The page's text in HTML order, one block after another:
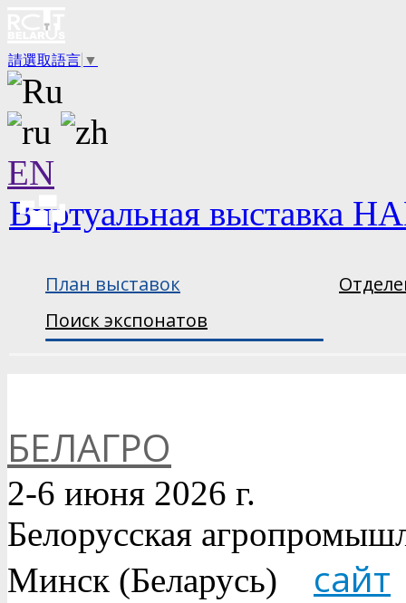
請選取語言 ▼
EN
Виртуальная выставка
План выставок
Поиск экспонатов
БЕЛАГРО
2-6 июня 2026 г.
Белорусская
Минск (Беларусь) сайт